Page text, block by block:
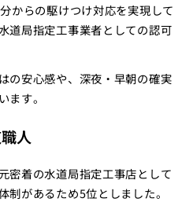
からの駆けつけ対応を実現して
道局指定工事業者としての認可
の安心感や、深夜・早朝の確実
ます。
人
密着の水道局指定工事店として
制があるため5位としました。